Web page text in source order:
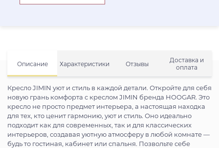
Описание Характеристики Отзывы
Доставка и
оплата
Кресло JIMIN уют и стиль в каждой детали. Откройте для себя
новую грань комфорта с креслом JIMIN бренда HOOGAR. Это
кресло не просто предмет интерьера, а настоящая находка
для тех, кто ценит гармонию, уют и стиль. Оно идеально
подходит как для современных, так и для классических
интерьеров, создавая уютную атмосферу в любой комнате —
будь то гостиная, кабинет или спальня. Позвольте себе